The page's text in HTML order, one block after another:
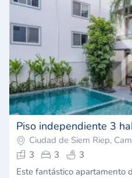
Piso independiente 3
Ciudad de Siem Riep,
3
3
3
Este fantástico apartamento